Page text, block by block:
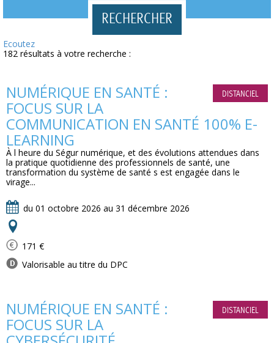
Ecoutez
182 résultats à votre recherche :
DISTANCIEL
NUMÉRIQUE EN SANTÉ :
FOCUS SUR LA
COMMUNICATION EN SANTÉ 100% E-
LEARNING
À l heure du Ségur numérique, et des évolutions attendues dans
la pratique quotidienne des professionnels de santé, une
transformation du système de santé s est engagée dans le
virage...
du 01 octobre 2026 au 31 décembre 2026
171 €
Valorisable au titre du DPC
DISTANCIEL
NUMÉRIQUE EN SANTÉ :
FOCUS SUR LA